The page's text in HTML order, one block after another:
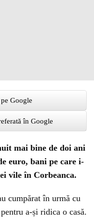
Google
în Google
mai bine de doi ani
euro, bani pe care i-
vile în Corbeanca.
cumpărat în urmă cu
a-și ridica o casă.